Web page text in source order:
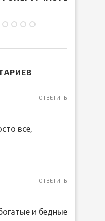
все,
ОТВЕТИТЬ
и бедные
ОТВЕТИТЬ